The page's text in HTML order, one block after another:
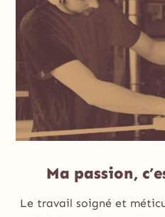
Ma passion,
Le travail soigné et